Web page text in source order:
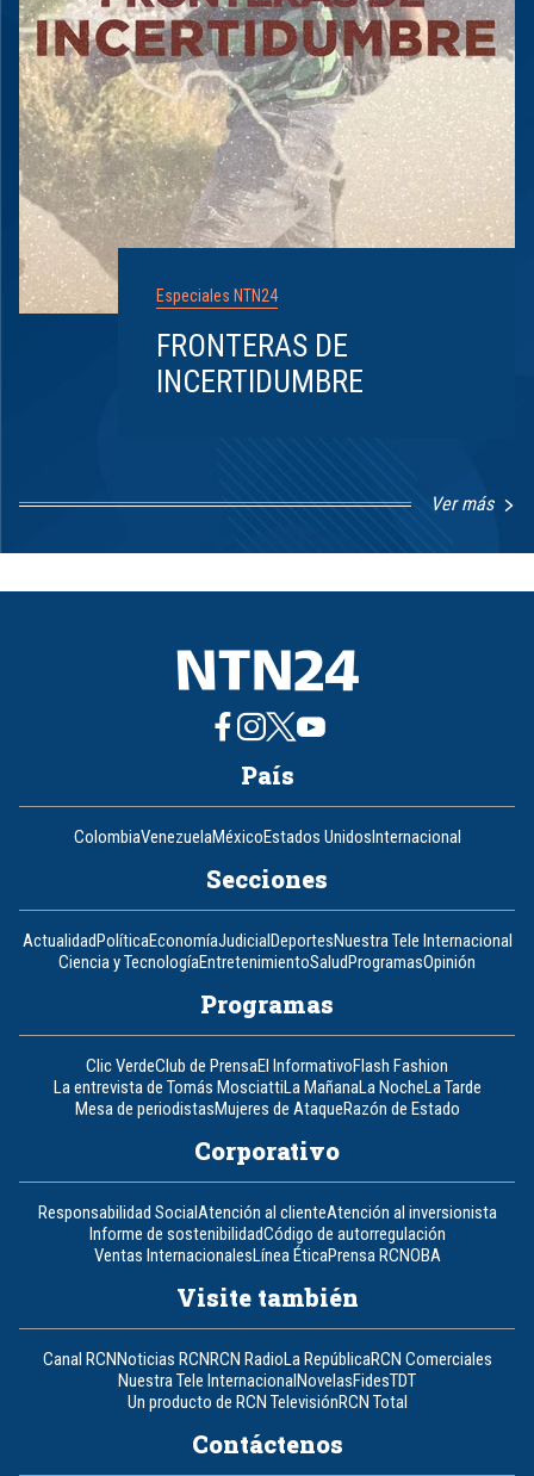
Especiales NTN24
FRONTERAS DE
INCERTIDUMBRE
Ver más
1
8
País
ColombiaVenezuelaMéxicoEstados UnidosInternacional
Secciones
ActualidadPolíticaEconomíaJudicialDeportesNuestra Tele Internacional
Ciencia y TecnologíaEntretenimientoSaludProgramasOpinión
Programas
Clic VerdeClub de PrensaEl InformativoFlash Fashion
La entrevista de Tomás MosciattiLa MañanaLa NocheLa Tarde
Mesa de periodistasMujeres de AtaqueRazón de Estado
Corporativo
Responsabilidad SocialAtención al clienteAtención al inversionista
Informe de sostenibilidadCódigo de autorregulación
Ventas InternacionalesLínea ÉticaPrensa RCNOBA
Visite también
Canal RCNNoticias RCNRCN RadioLa RepúblicaRCN Comerciales
Nuestra Tele InternacionalNovelasFidesTDT
Un producto de RCN TelevisiónRCN Total
Contáctenos